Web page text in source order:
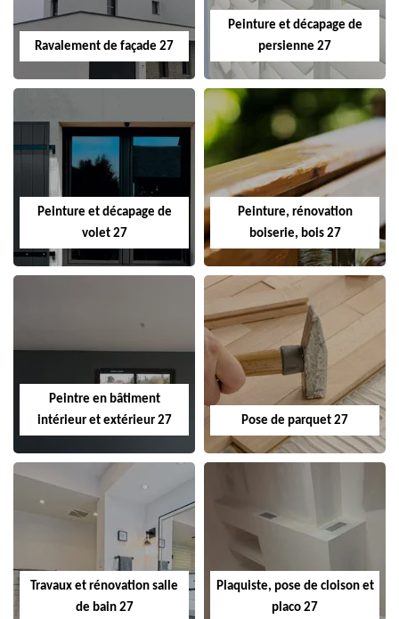
Ravalement de façade 27
Peinture et décapage de
persienne 27
Peinture et décapage de
volet 27
Peinture, rénovation
boiserie, bois 27
Peintre en bâtiment
intérieur et extérieur 27
Pose de parquet 27
Travaux et rénovation salle
de bain 27
Plaquiste, pose de cloison et
placo 27